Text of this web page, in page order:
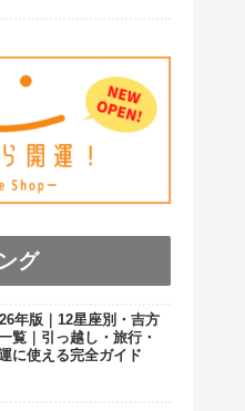
グ
年版｜12星座別・吉方
覧｜引っ越し・旅行・
に使える完全ガイド